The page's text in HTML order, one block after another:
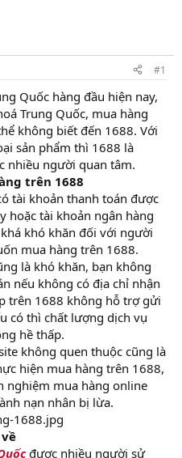
#1
Quốc hàng đầu hiện nay,
Trung Quốc, mua hàng
không biết đến 1688. Với
sản phẩm thì 1688 là
nhiều người quan tâm.
trên 1688
tài khoản thanh toán được
hoặc tài khoản ngân hàng
khó khăn đối với người
mua hàng trên 1688.
là khó khăn, bạn không
nếu không có địa chỉ nhận
trên 1688 không hỗ trợ gửi
có thì chất lượng dịch vụ
hề thấp.
không quen thuộc cũng là
hiện mua hàng trên 1688,
nghiệm mua hàng online
nạn nhân bị lừa.
được nhiều người sử